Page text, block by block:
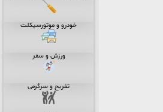
خودرو و موتورسیکلت
ورزش و سفر
تفریح و سرگرمی